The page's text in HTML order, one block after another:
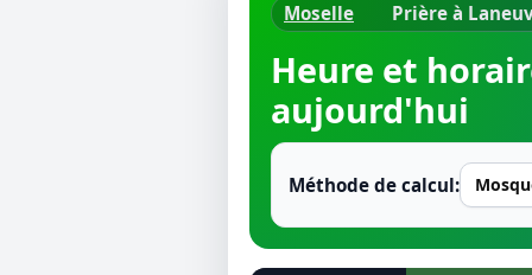
Horaires
Heure de
Ramadan
Moselle Prière à
Heure et
aujourd'hui
Méthode de calcul: